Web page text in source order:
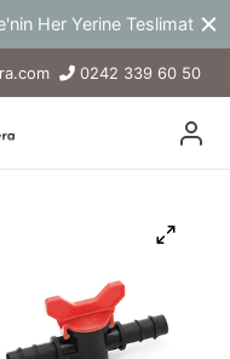
Yeni Ürün ve
0242 339 60 50